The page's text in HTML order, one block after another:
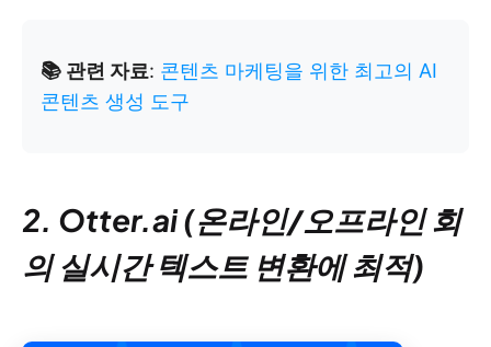
📚 관련 자료: 콘텐츠 마케팅을 위한 최고의 AI
콘텐츠 생성 도구
2. Otter.ai (온라인/오프라인 회
의 실시간 텍스트 변환에 최적)